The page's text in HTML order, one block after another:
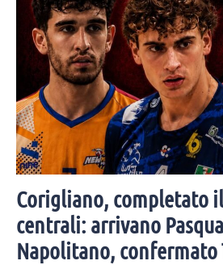
Corigliano, completato
centrali: arrivano
Napolitano, confermato